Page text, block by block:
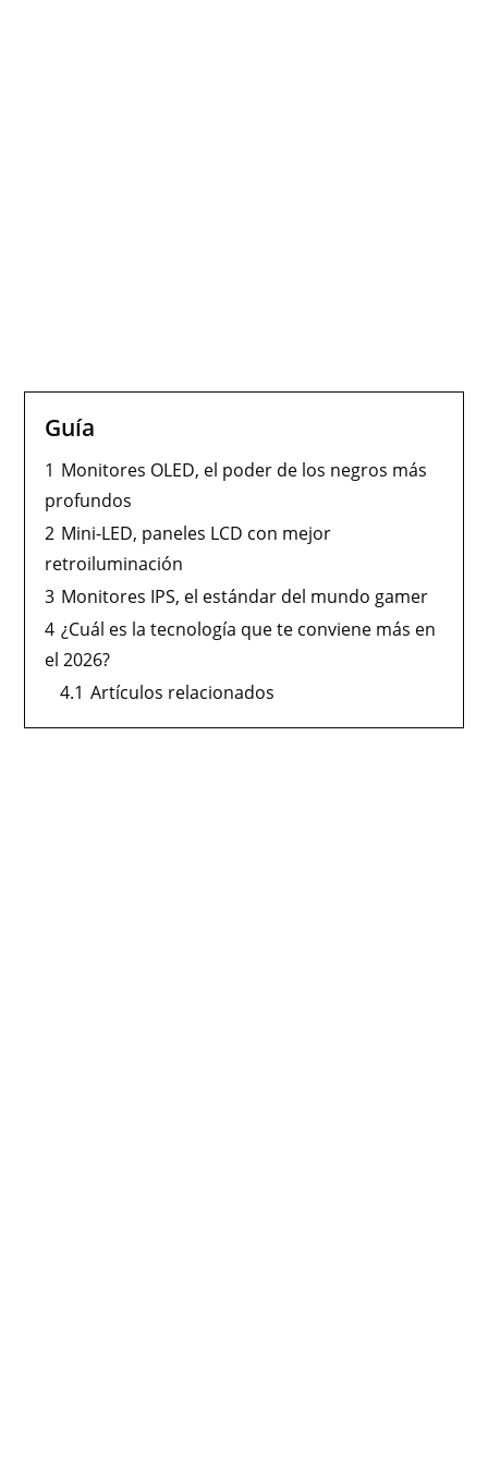
Guía
1 Monitores OLED, el poder de los negros más
profundos
2 Mini-LED, paneles LCD con mejor
retroiluminación
3 Monitores IPS, el estándar del mundo gamer
4 ¿Cuál es la tecnología que te conviene más en
el 2026?
4.1 Artículos relacionados